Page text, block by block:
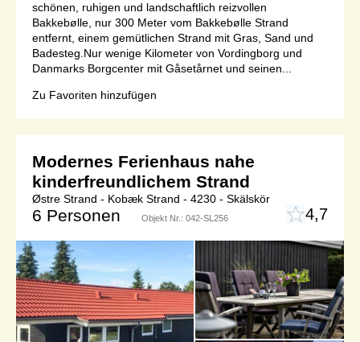
schönen, ruhigen und landschaftlich reizvollen
Bakkebølle, nur 300 Meter vom Bakkebølle Strand
entfernt, einem gemütlichen Strand mit Gras, Sand und
Badesteg.Nur wenige Kilometer von Vordingborg und
Danmarks Borgcenter mit Gåsetårnet und seinen...
Zu Favoriten hinzufügen
Modernes Ferienhaus nahe
kinderfreundlichem Strand
Østre Strand - Kobæk Strand - 4230 - Skälskör
6 Personen Objekt Nr.: 042-SL256 4,7